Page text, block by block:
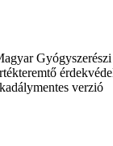
verzió